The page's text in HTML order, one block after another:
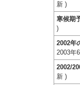
新 )
寒候期
)
2002年
2003年
2002/
新 )